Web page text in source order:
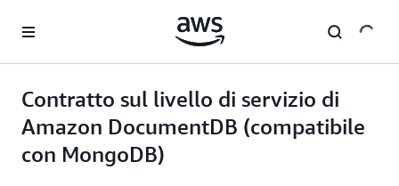
Contratto sul livello di servizio di
Amazon DocumentDB (compatibile
con MongoDB)